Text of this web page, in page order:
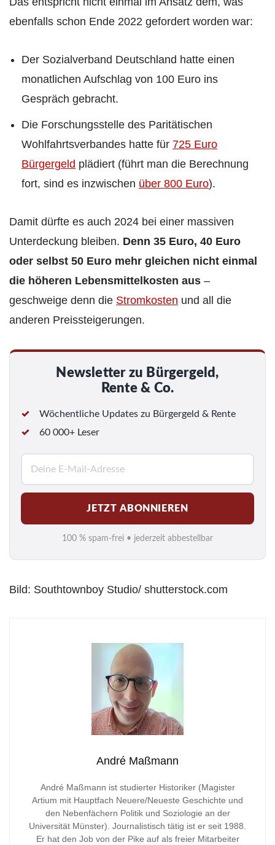
ebenfalls schon Ende 2022 gefordert worden war:
Der Sozialverband Deutschland hatte einen
monatlichen Aufschlag von 100 Euro ins
Gespräch gebracht.
Die Forschungsstelle des Paritätischen
Wohlfahrtsverbandes hatte für 725 Euro
Bürgergeld plädiert (führt man die Berechnung
fort, sind es inzwischen über 800 Euro).
Damit dürfte es auch 2024 bei einer massiven
Unterdeckung bleiben. Denn 35 Euro, 40 Euro
oder selbst 50 Euro mehr gleichen nicht einmal
die höheren Lebensmittelkosten aus –
geschweige denn die Stromkosten und all die
anderen Preissteigerungen.
Newsletter zu Bürgergeld,
Rente & Co.
Wöchentliche Updates zu Bürgergeld & Rente
60 000+ Leser
M
a
i
l
*
JETZT ABONNIEREN
100 % spam-frei • jederzeit abbestellbar
Bild: Southtownboy Studio/ shutterstock.com
André Maßmann
André Maßmann ist studierter Historiker (Magister
Artium mit Hauptfach Neuere/Neueste Geschichte und
den Nebenfächern Politik und Soziologie an der
Universität Münster). Journalistisch tätig ist er seit 1988.
Er hat den Job von der Pike auf als freier Mitarbeiter